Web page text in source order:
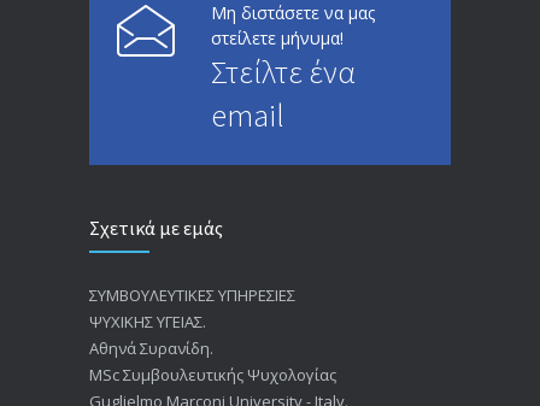
Μη διστάσετε να μας
στείλετε μήνυμα!
Στείλτε ένα
email
Σχετικά με εμάς
ΣΥΜΒΟΥΛΕΥΤΙΚΕΣ ΥΠΗΡΕΣΙΕΣ
ΨΥΧΙΚΗΣ ΥΓΕΙΑΣ.
Αθηνά Συρανίδη.
ΜSc Συμβουλευτικής Ψυχολογίας